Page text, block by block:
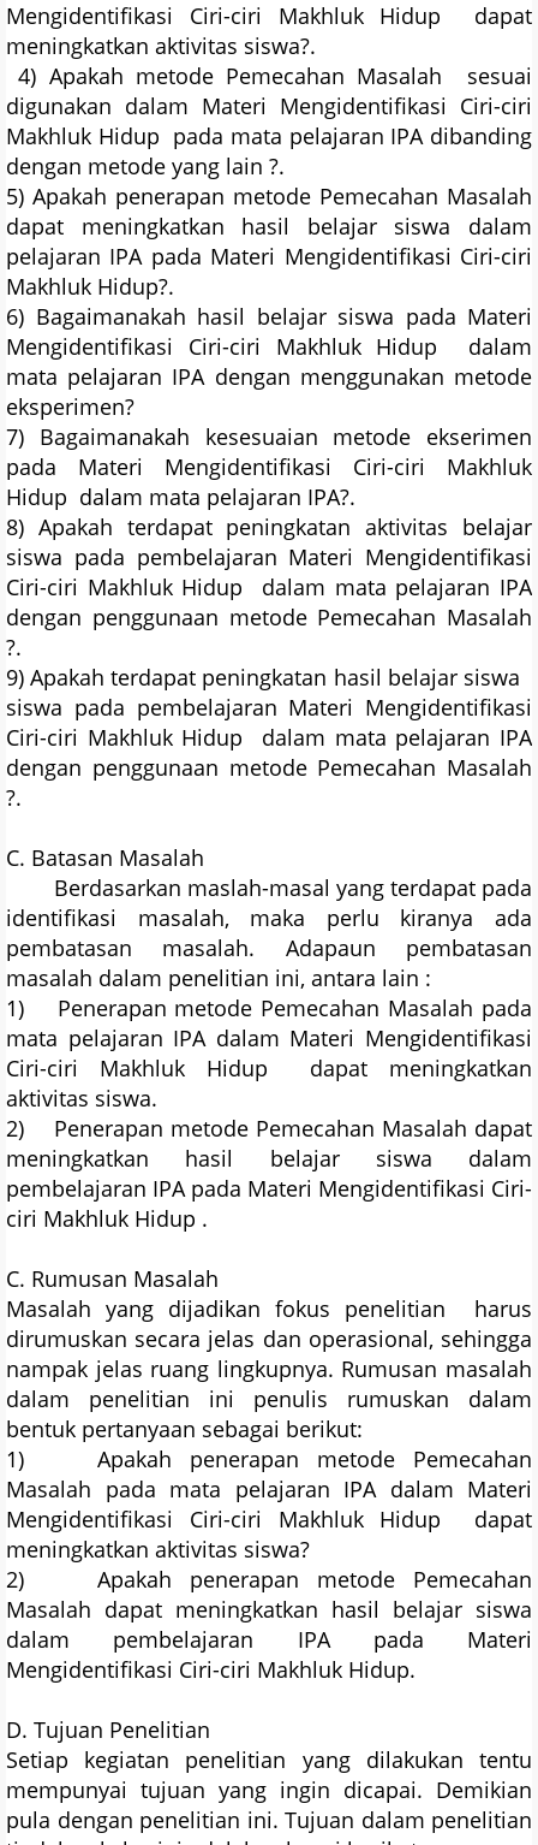
Mengidentifikasi Ciri-ciri Makhluk Hidup dapat
meningkatkan aktivitas siswa?.
4) Apakah metode Pemecahan Masalah sesuai
digunakan dalam Materi Mengidentifikasi Ciri-ciri
Makhluk Hidup pada mata pelajaran IPA dibanding
dengan metode yang lain ?.
5) Apakah penerapan metode Pemecahan Masalah
dapat meningkatkan hasil belajar siswa dalam
pelajaran IPA pada Materi Mengidentifikasi Ciri-ciri
Makhluk Hidup?.
6) Bagaimanakah hasil belajar siswa pada Materi
Mengidentifikasi Ciri-ciri Makhluk Hidup dalam
mata pelajaran IPA dengan menggunakan metode
eksperimen?
7) Bagaimanakah kesesuaian metode ekserimen
pada Materi Mengidentifikasi Ciri-ciri Makhluk
Hidup dalam mata pelajaran IPA?.
8) Apakah terdapat peningkatan aktivitas belajar
siswa pada pembelajaran Materi Mengidentifikasi
Ciri-ciri Makhluk Hidup dalam mata pelajaran IPA
dengan penggunaan metode Pemecahan Masalah
?.
9) Apakah terdapat peningkatan hasil belajar siswa
siswa pada pembelajaran Materi Mengidentifikasi
Ciri-ciri Makhluk Hidup dalam mata pelajaran IPA
dengan penggunaan metode Pemecahan Masalah
?.
C. Batasan Masalah
Berdasarkan maslah-masal yang terdapat pada
identifikasi masalah, maka perlu kiranya ada
pembatasan masalah. Adapaun pembatasan
masalah dalam penelitian ini, antara lain :
1) Penerapan metode Pemecahan Masalah pada
mata pelajaran IPA dalam Materi Mengidentifikasi
Ciri-ciri Makhluk Hidup dapat meningkatkan
aktivitas siswa.
2) Penerapan metode Pemecahan Masalah dapat
meningkatkan hasil belajar siswa dalam
pembelajaran IPA pada Materi Mengidentifikasi Ciri-
ciri Makhluk Hidup .
C. Rumusan Masalah
Masalah yang dijadikan fokus penelitian harus
dirumuskan secara jelas dan operasional, sehingga
nampak jelas ruang lingkupnya. Rumusan masalah
dalam penelitian ini penulis rumuskan dalam
bentuk pertanyaan sebagai berikut:
1) Apakah penerapan metode Pemecahan
Masalah pada mata pelajaran IPA dalam Materi
Mengidentifikasi Ciri-ciri Makhluk Hidup dapat
meningkatkan aktivitas siswa?
2) Apakah penerapan metode Pemecahan
Masalah dapat meningkatkan hasil belajar siswa
dalam pembelajaran IPA pada Materi
Mengidentifikasi Ciri-ciri Makhluk Hidup.
D. Tujuan Penelitian
Setiap kegiatan penelitian yang dilakukan tentu
mempunyai tujuan yang ingin dicapai. Demikian
pula dengan penelitian ini. Tujuan dalam penelitian